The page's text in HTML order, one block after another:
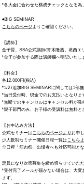
*各大会に合わせた構成チェックとなる
●BIG SEMINAR
こちらのページよりご確認ください。
【講師】
金子賢、SSA公式講師(青木隆浩、葛西エ
*金子が参加する際は講師欄へ明記いたし
【料金】
各12,000円(税込)
*1/27追加BIG SEMINARに関しては1部
*当日受付時、現金でのお支払いとなりま
*無断でのキャンセルはキャンセル料が発
*親子部門のみ、お子様の受講料は無料と
【お申込み方法】
公式セミナーは こちらのページよりお申
少人数制セミナー開催日程一覧は こちら
全日程「筋肉祭」出場者へも対応可能と
定員になり次第募集を締め切らせていた
*受付完了メールが届かない場合は、大
ます。